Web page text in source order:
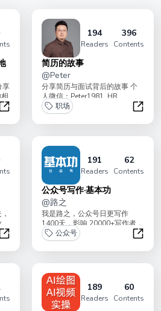
享
碳十二的AI+自媒体探索地
194
Readers
396
Contents
简历的故事
@Peter
分享简历与面试背后的故事 个
人微信：Peter1981_HR
职场
简历
AIGC风向标
191
Readers
62
Contents
公众号写作·基本功
@路之
我是路之，公众号日更写作
1400天，影响 20000+写作者，
帮助1000+走上日更之路，为
100+...
公众号
公众
189
Readers
60
Contents